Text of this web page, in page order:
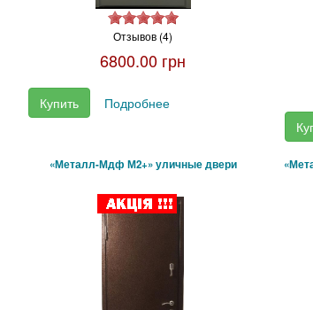
Отзывов (4)
6800.00 грн
Купить Подробнее
«Металл-Мдф М2+» уличные двери